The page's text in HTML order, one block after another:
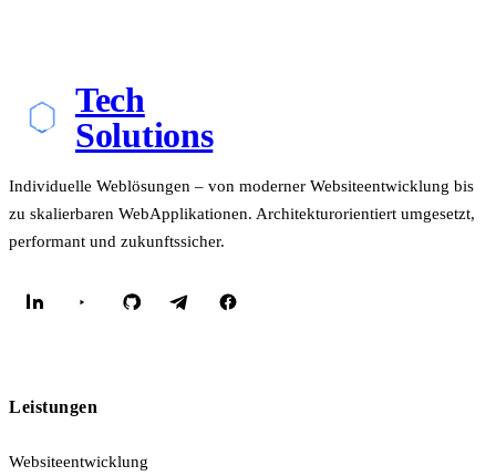
Tech
Solutions
Individuelle Weblösungen – von moderner Websiteentwicklung bis
zu skalierbaren WebApplikationen. Architekturorientiert umgesetzt,
performant und zukunftssicher.
Leistungen
Websiteentwicklung